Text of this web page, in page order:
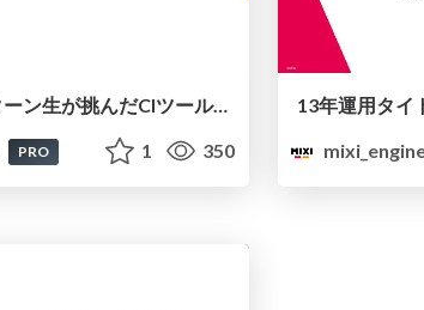
脱Jenkins、インターン生が挑んだCIツールGitHubActions移行
PRO 1 350